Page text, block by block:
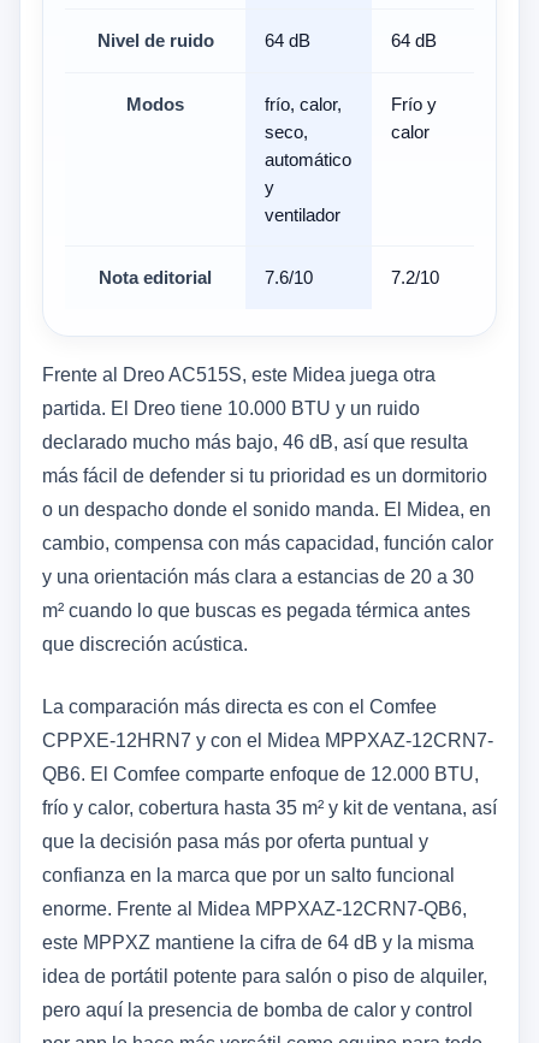
Nivel de ruido 64 dB 64 dB
Modos
frío, calor,
seco,
automático
y
ventilador
Frío y
calor
Nota editorial 7.6/10 7.2/10
Frente al Dreo AC515S, este Midea juega otra
partida. El Dreo tiene 10.000 BTU y un ruido
declarado mucho más bajo, 46 dB, así que resulta
más fácil de defender si tu prioridad es un dormitorio
o un despacho donde el sonido manda. El Midea, en
cambio, compensa con más capacidad, función calor
y una orientación más clara a estancias de 20 a 30
m² cuando lo que buscas es pegada térmica antes
que discreción acústica.
La comparación más directa es con el Comfee
CPPXE-12HRN7 y con el Midea MPPXAZ-12CRN7-
QB6. El Comfee comparte enfoque de 12.000 BTU,
frío y calor, cobertura hasta 35 m² y kit de ventana, así
que la decisión pasa más por oferta puntual y
confianza en la marca que por un salto funcional
enorme. Frente al Midea MPPXAZ-12CRN7-QB6,
este MPPXZ mantiene la cifra de 64 dB y la misma
idea de portátil potente para salón o piso de alquiler,
pero aquí la presencia de bomba de calor y control